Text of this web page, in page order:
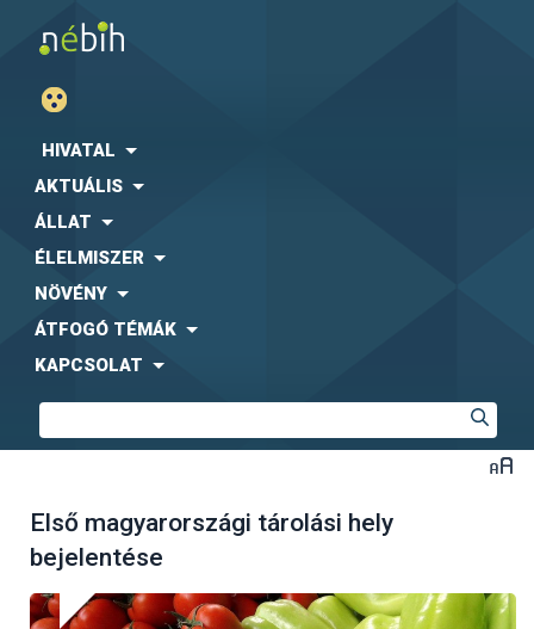
HIVATAL
AKTUÁLIS
ÁLLAT
ÉLELMISZER
NÖVÉNY
ÁTFOGÓ TÉMÁK
KAPCSOLAT
Első magyarországi tárolási hely
bejelentése